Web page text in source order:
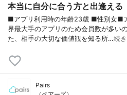
本当に自分に合う方と出逢える
■アプリ利用時の年齢23歳 ■性別女■
界最大手のアプリのため会員数が多い
た、相手の大切な価値観を知る所…続
Pairs